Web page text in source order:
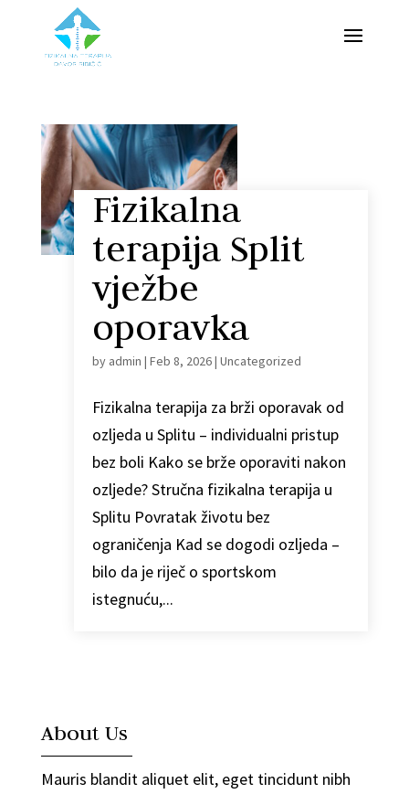
Fizikalna
terapija Split
vježbe
oporavka
by admin | Feb 8, 2026| Uncategorized
Fizikalna terapija za brži oporavak od
ozljeda u Splitu – individualni pristup
bez boli Kako se brže oporaviti nakon
ozljede? Stručna fizikalna terapija u
Splitu Povratak životu bez
ograničenja Kad se dogodi ozljeda –
bilo da je riječ o sportskom
istegnuću,...
About Us
Mauris blandit aliquet elit, eget tincidunt nibh